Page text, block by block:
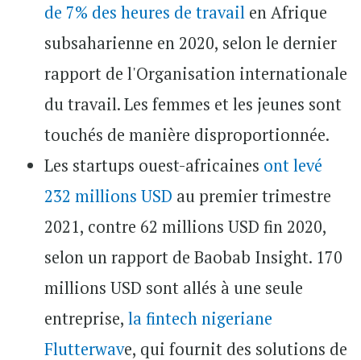
de 7% des heures de travail en Afrique
subsaharienne en 2020, selon le dernier
rapport de l'Organisation internationale
du travail. Les femmes et les jeunes sont
touchés de manière disproportionnée.
Les startups ouest-africaines ont levé
232 millions USD au premier trimestre
2021, contre 62 millions USD fin 2020,
selon un rapport de Baobab Insight. 170
millions USD sont allés à une seule
entreprise, la fintech nigeriane
Flutterwave, qui fournit des solutions de